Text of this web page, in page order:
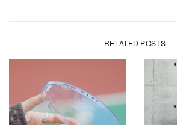
RELATED POSTS